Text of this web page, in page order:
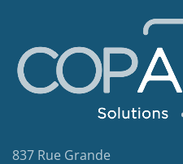
837 Rue Grande